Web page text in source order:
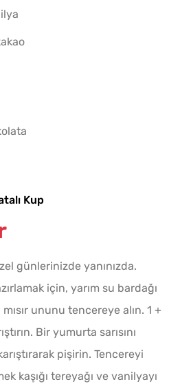
Kup
günlerinizde yanınızda.
için, yarım su bardağı
ununu tencereye alın. 1 +
Bir yumurta sarısını
pişirin. Tencereyi
kaşığı tereyağı ve vanilyayı